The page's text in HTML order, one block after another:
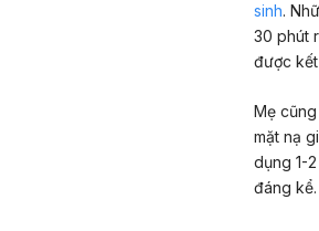
sinh.
30 phút
được
Mẹ
mặt nạ
dụng 1-
đáng kể.